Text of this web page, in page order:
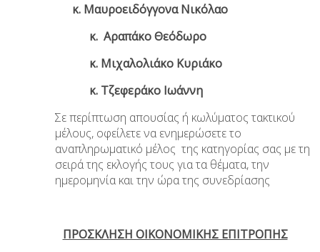
κ. Μαυροειδόγγονα Νικόλαο
κ. Αραπάκο Θεόδωρο
κ. Μιχαλολιάκο Κυριάκο
κ. Τζεφεράκο Ιωάννη
Σε περίπτωση απουσίας ή κωλύματος τακτικού
μέλους, οφείλετε να ενημερώσετε το
αναπληρωματικό μέλος της κατηγορίας σας με τη
σειρά της εκλογής τους για τα θέματα, την
ημερομηνία και την ώρα της συνεδρίασης
ΠΡΟΣΚΛΗΣΗ ΟΙΚΟΝΟΜΙΚΗΣ ΕΠΙΤΡΟΠΗΣ